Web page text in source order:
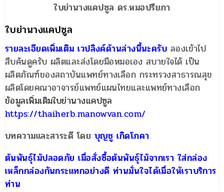
ใบย่านางแคปซูล ดร.หมอปรียภา
ใบย่านางแคปซูล
รายละเอียดเพิ่มเติม เวปลิงค์ด้านล่างนี้นะครับ ลองเข้าไป
สืบค้นดูครับ ผลิตและส่งโดยมือหมอเอง สบายใจได้ เป็น
ผลิตภัณฑ์ของสถาบันแพทย์ทางเลือก กระทรวงสาธารณสุข
ผลิตโดยคณาอาจารย์แพทย์แผนไทยและแพทย์ทางเลือก
ข้อมูลเพิ่มเติมใบย่านางแคปซูล
https://thaiherb.manowvan.com/
บทความและสาระดี โดย บุญชู เกิดโภคา
ต้นพันธุ์ไม้ปลอดภัย เมื่อสั่งซื้อต้นพันธุ์ไม้จากเรา ใส่กล่อง
เหล็กกล่องกันกระแทกอย่างดี ท่านมั่นใจได้เมื่อให้เราบริการ
ท่าน